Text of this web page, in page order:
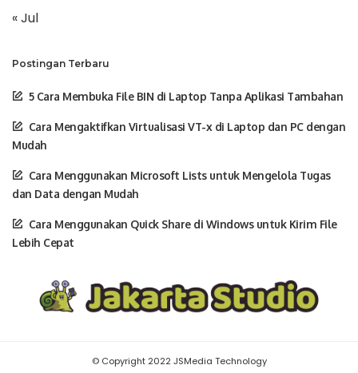
« Jul
Postingan Terbaru
5 Cara Membuka File BIN di Laptop Tanpa Aplikasi Tambahan
Cara Mengaktifkan Virtualisasi VT-x di Laptop dan PC dengan
Mudah
Cara Menggunakan Microsoft Lists untuk Mengelola Tugas
dan Data dengan Mudah
Cara Menggunakan Quick Share di Windows untuk Kirim File
Lebih Cepat
© Copyright 2022 JSMedia Technology